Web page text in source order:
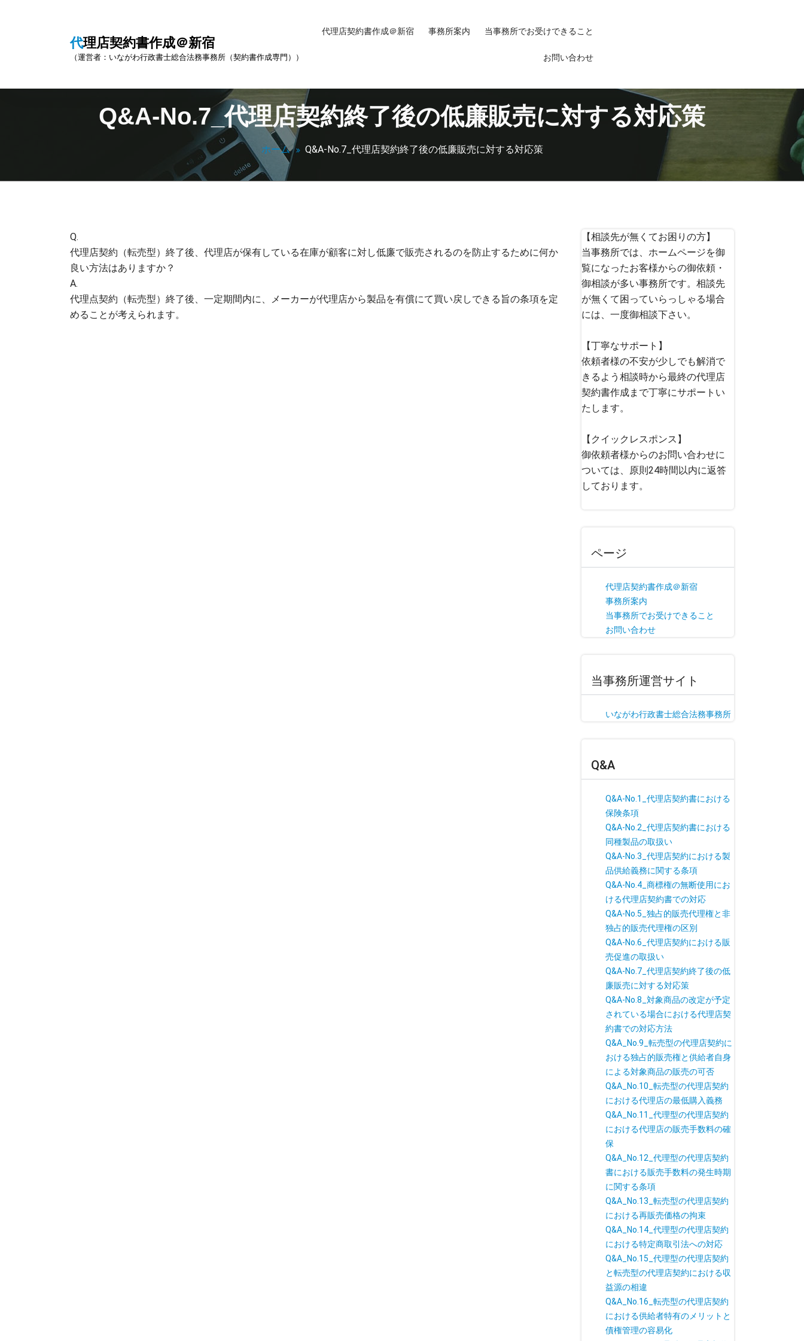
代理店契約書作成＠新宿
（運営者：いながわ行政書士総合法務事務所（契約書作成専門））
代理店契約書作成＠新宿 事務所案内 当事務所でお受けできること
お問い合わせ
Q&A-No.7_代理店契約終了後の低廉販売に対する対応策
ホーム Q&A-No.7_代理店契約終了後の低廉販売に対する対応策
Q.
代理店契約（転売型）終了後、代理店が保有している在庫が顧客に対し低廉で販売されるのを防止するために何か
良い方法はありますか？
A.
代理点契約（転売型）終了後、一定期間内に、メーカーが代理店から製品を有償にて買い戻しできる旨の条項を定
めることが考えられます。
【相談先が無くてお困りの方】
当事務所では、ホームページを御
覧になったお客様からの御依頼・
御相談が多い事務所です。相談先
が無くて困っていらっしゃる場合
には、一度御相談下さい。
【丁寧なサポート】
依頼者様の不安が少しでも解消で
きるよう相談時から最終の代理店
契約書作成まで丁寧にサポートい
たします。
【クイックレスポンス】
御依頼者様からのお問い合わせに
ついては、原則24時間以内に返答
しております。
ページ
代理店契約書作成＠新宿
事務所案内
当事務所でお受けできること
お問い合わせ
当事務所運営サイト
いながわ行政書士総合法務事務所
Q&A
Q&A-No.1_代理店契約書における
保険条項
Q&A-No.2_代理店契約書における
同種製品の取扱い
Q&A-No.3_代理店契約における製
品供給義務に関する条項
Q&A-No.4_商標権の無断使用にお
ける代理店契約書での対応
Q&A-No.5_独占的販売代理権と非
独占的販売代理権の区別
Q&A-No.6_代理店契約における販
売促進の取扱い
Q&A-No.7_代理店契約終了後の低
廉販売に対する対応策
Q&A-No.8_対象商品の改定が予定
されている場合における代理店契
約書での対応方法
Q&A_No.9_転売型の代理店契約に
おける独占的販売権と供給者自身
による対象商品の販売の可否
Q&A_No.10_転売型の代理店契約
における代理店の最低購入義務
Q&A_No.11_代理型の代理店契約
における代理店の販売手数料の確
保
Q&A_No.12_代理型の代理店契約
書における販売手数料の発生時期
に関する条項
Q&A_No.13_転売型の代理店契約
における再販売価格の拘束
Q&A_No.14_代理型の代理店契約
における特定商取引法への対応
Q&A_No.15_代理型の代理店契約
と転売型の代理店契約における収
益源の相違
Q&A_No.16_転売型の代理店契約
における供給者特有のメリットと
債権管理の容易化